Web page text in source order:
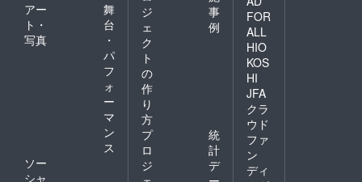
アー
ト・
写真
舞
台
・
パ
フ
ォ
ー
マ
ン
ス
ソー
シャ
ジ
ェ
ク
ト
の
作
り
方
事
例
プ
ロ
ジ
統
計
デ
FOR
ALL
HIO
KOS
HI
JFA
クラ
ウド
ファ
ン
ディ